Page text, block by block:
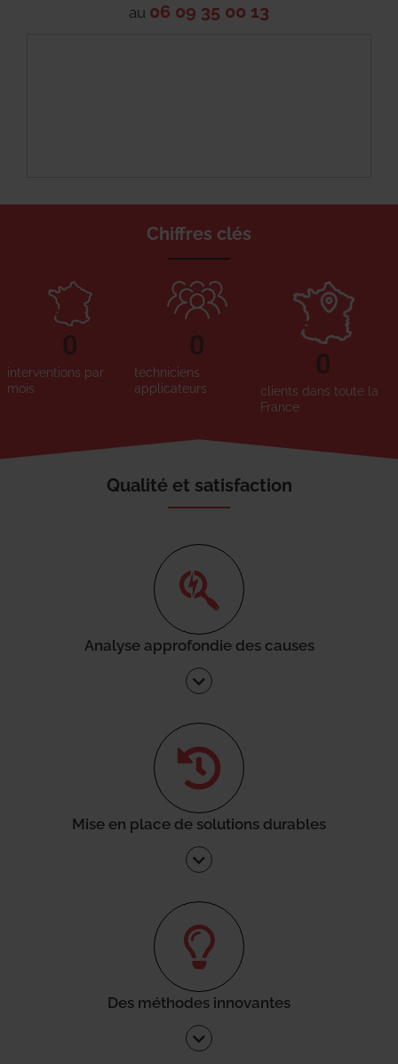
au 06 09 35 00 13
Chiffres clés
interventions par
mois
0
techniciens
applicateurs
0
clients dans toute la
France
0
Qualité et satisfaction
Analyse approfondie des causes
Mise en place de solutions durables
Des méthodes innovantes